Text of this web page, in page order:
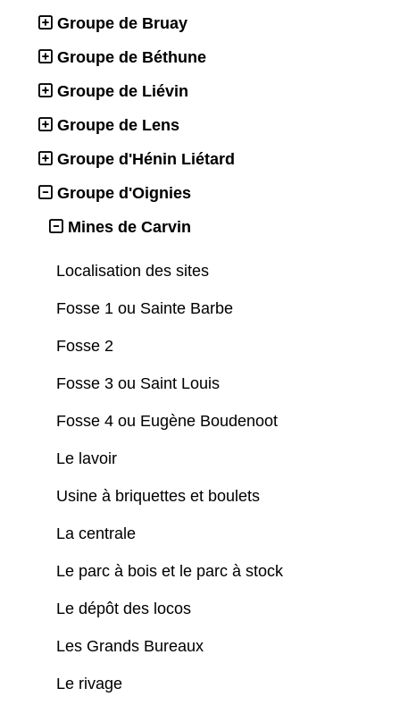
Groupe de Bruay
Groupe de Béthune
Groupe de Liévin
Groupe de Lens
Groupe d'Hénin Liétard
Groupe d'Oignies
Mines de Carvin
Localisation des sites
Fosse 1 ou Sainte Barbe
Fosse 2
Fosse 3 ou Saint Louis
Fosse 4 ou Eugène Boudenoot
Le lavoir
Usine à briquettes et boulets
La centrale
Le parc à bois et le parc à stock
Le dépôt des locos
Les Grands Bureaux
Le rivage